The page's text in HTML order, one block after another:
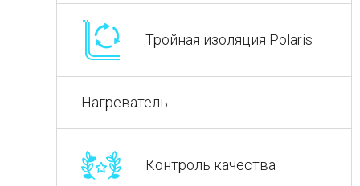
Тройная изоляция Polaris
Нагреватель
Контроль качества